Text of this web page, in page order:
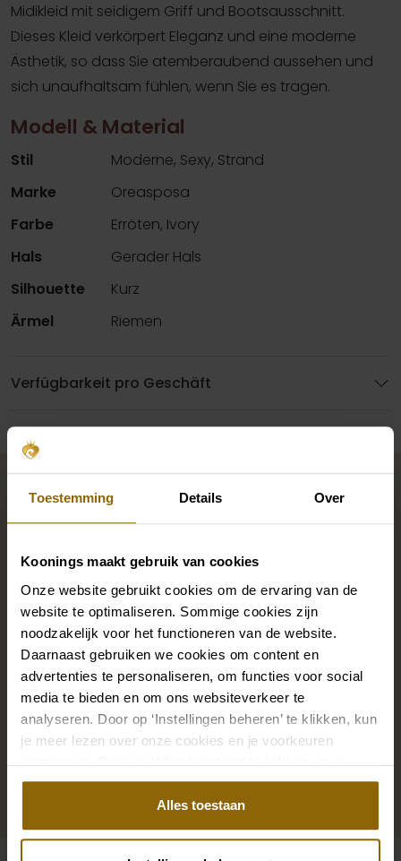
Toestemming Details Over
Koonings maakt gebruik van cookies
Onze website gebruikt cookies om de ervaring van de
website te optimaliseren. Sommige cookies zijn
noodzakelijk voor het functioneren van de website.
Daarnaast gebruiken we cookies om content en
advertenties te personaliseren, om functies voor social
media te bieden en om ons websiteverkeer te
analyseren. Door op ‘Instellingen beheren’ te klikken, kun
je meer lezen over onze cookies en je voorkeuren
aanpassen. Door op ‘Alles toestaan’ te klikken, ga je
akkoord met het gebruik van alle cookies.
Alles toestaan
Midikleid mit seidigem Griff und Bootsausschnitt.
Dieses Kleid verkörpert Eleganz und eine moderne
Ästhetik, so dass Sie atemberaubend aussehen und
sich unaufhaltsam fühlen, wenn Sie es tragen.
Modell & Material
Stil
Moderne, Sexy, Strand
Marke
Oreasposa
Farbe
Erröten, Ivory
Hals
Gerader Hals
Silhouette
Kurz
Ärmel
Riemen
Verfügbarkeit pro Geschäft
Vervollständigen Sie Ihren
Brautlook
Die perfekten Brautschuhe unter deinem
Hochzeitskleid, aber auch Ketten, Armbänder und
Ohrringe, die genau zu deinem Brautkleid passen, oder
ein wunderschöner Schleier, Haarband oder
Haarnadel für deine Brautfrisur: Dein Brautlook ist erst
mit passenden Accessoires komplett. In unserem
großen Accessoire-Shop mit Accessoires für Braut
und Bräutigam findest du die perfekte Ergänzung zu
deinem Kleid oder Hochzeitsanzug.